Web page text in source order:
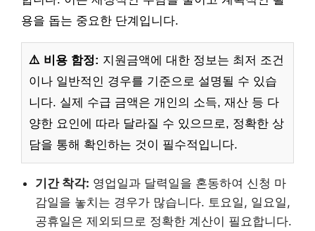
용을 돕는 중요한 단계입니다.
⚠️ 비용 함정: 지원금액에 대한 정보는 최저 조건
이나 일반적인 경우를 기준으로 설명될 수 있습
니다. 실제 수급 금액은 개인의 소득, 재산 등 다
양한 요인에 따라 달라질 수 있으므로, 정확한 상
담을 통해 확인하는 것이 필수적입니다.
기간 착각: 영업일과 달력일을 혼동하여 신청 마
감일을 놓치는 경우가 많습니다. 토요일, 일요일,
공휴일은 제외되므로 정확한 계산이 필요합니다.